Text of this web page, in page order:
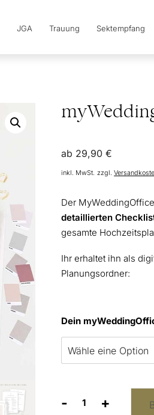
JGA Trauung Sektempfang
ab 29,90€
inkl. MwSt. zzgl.
Der
detaillierten
gesamte
Ihr erhaltet ihn als
Planungsordner:
Dein
-
myWeddingOffice
+